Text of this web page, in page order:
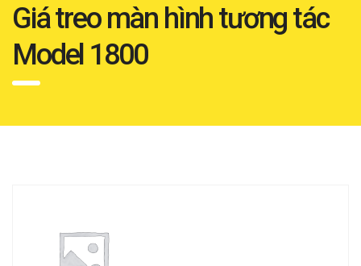
Giá treo màn hình tương tác
Model 1800